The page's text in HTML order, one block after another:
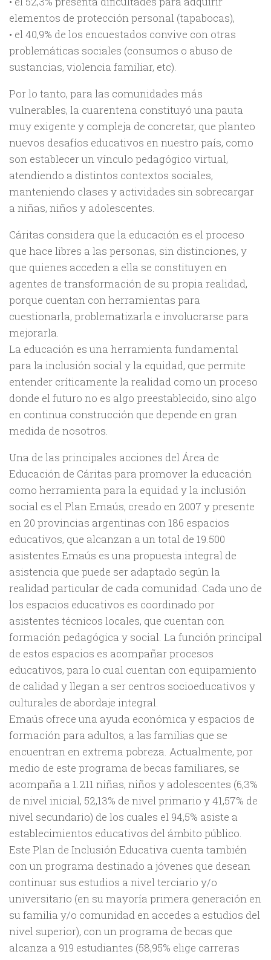
elementos de protección personal (tapabocas),
• el 40,9% de los encuestados convive con otras
problemáticas sociales (consumos o abuso de
sustancias, violencia familiar, etc).
Por lo tanto, para las comunidades más
vulnerables, la cuarentena constituyó una pauta
muy exigente y compleja de concretar, que planteo
nuevos desafíos educativos en nuestro país, como
son establecer un vínculo pedagógico virtual,
atendiendo a distintos contextos sociales,
manteniendo clases y actividades sin sobrecargar
a niñas, niños y adolescentes.
Cáritas considera que la educación es el proceso
que hace libres a las personas, sin distinciones, y
que quienes acceden a ella se constituyen en
agentes de transformación de su propia realidad,
porque cuentan con herramientas para
cuestionarla, problematizarla e involucrarse para
mejorarla.
La educación es una herramienta fundamental
para la inclusión social y la equidad, que permite
entender críticamente la realidad como un proceso
donde el futuro no es algo preestablecido, sino algo
en continua construcción que depende en gran
medida de nosotros.
Una de las principales acciones del Área de
Educación de Cáritas para promover la educación
como herramienta para la equidad y la inclusión
social es el Plan Emaús, creado en 2007 y presente
en 20 provincias argentinas con 186 espacios
educativos, que alcanzan a un total de 19.500
asistentes.Emaús es una propuesta integral de
asistencia que puede ser adaptado según la
realidad particular de cada comunidad. Cada uno de
los espacios educativos es coordinado por
asistentes técnicos locales, que cuentan con
formación pedagógica y social. La función principal
de estos espacios es acompañar procesos
educativos, para lo cual cuentan con equipamiento
de calidad y llegan a ser centros socioeducativos y
culturales de abordaje integral.
Emaús ofrece una ayuda económica y espacios de
formación para adultos, a las familias que se
encuentran en extrema pobreza. Actualmente, por
medio de este programa de becas familiares, se
acompaña a 1.211 niñas, niños y adolescentes (6,3%
de nivel inicial, 52,13% de nivel primario y 41,57% de
nivel secundario) de los cuales el 94,5% asiste a
establecimientos educativos del ámbito público.
Este Plan de Inclusión Educativa cuenta también
con un programa destinado a jóvenes que desean
continuar sus estudios a nivel terciario y/o
universitario (en su mayoría primera generación en
su familia y/o comunidad en accedes a estudios del
nivel superior), con un programa de becas que
alcanza a 919 estudiantes (58,95% elige carreras